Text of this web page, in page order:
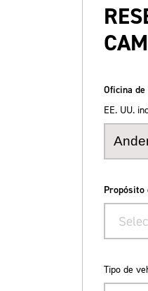
Oficina
EE. UU.
Tipo de